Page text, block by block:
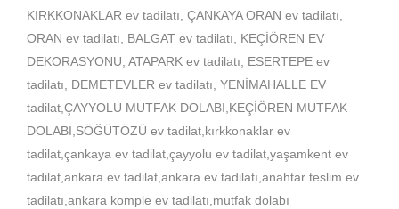
KIRKKONAKLAR ev tadilatı, ÇANKAYA ORAN ev tadilatı,
ORAN ev tadilatı, BALGAT ev tadilatı, KEÇİÖREN EV
DEKORASYONU, ATAPARK ev tadilatı, ESERTEPE ev
tadilatı, DEMETEVLER ev tadilatı, YENİMAHALLE EV
tadilat,ÇAYYOLU MUTFAK DOLABI,KEÇİÖREN MUTFAK
DOLABI,SÖĞÜTÖZÜ ev tadilat,kırkkonaklar ev
tadilat,çankaya ev tadilat,çayyolu ev tadilat,yaşamkent ev
tadilat,ankara ev tadilat,ankara ev tadilatı,anahtar teslim ev
tadilatı,ankara komple ev tadilatı,mutfak dolabı